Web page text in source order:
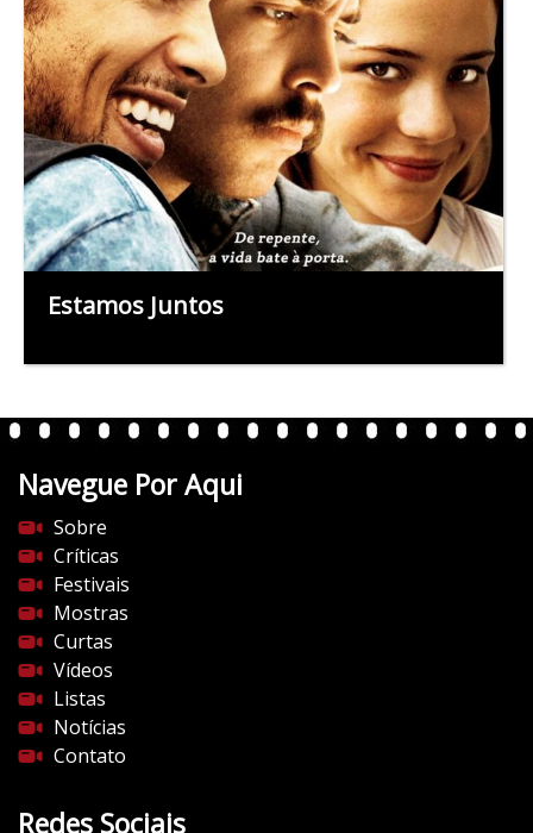
Estamos Juntos
Navegue Por Aqui
Sobre
Críticas
Festivais
Mostras
Curtas
Vídeos
Listas
Notícias
Contato
Redes Sociais